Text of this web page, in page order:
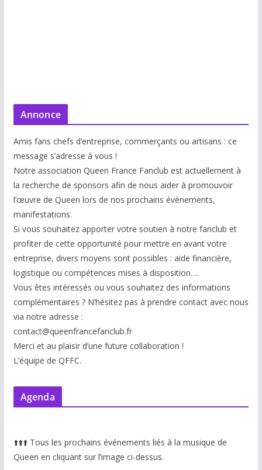
Annonce
Amis fans chefs d’entreprise, commerçants ou artisans : ce
message s’adresse à vous !
Notre association Queen France Fanclub est actuellement à
la recherche de sponsors afin de nous aider à promouvoir
l’œuvre de Queen lors de nos prochains évènements,
manifestations.
Si vous souhaitez apporter votre soutien à notre fanclub et
profiter de cette opportunité pour mettre en avant votre
entreprise, divers moyens sont possibles : aide financière,
logistique ou compétences mises à disposition….
Vous êtes intéressés ou vous souhaitez des informations
complémentaires ? N’hésitez pas à prendre contact avec nous
via notre adresse :
contact@queenfrancefanclub.fr
Merci et au plaisir d’une future collaboration !
L’équipe de QFFC.
Agenda
⬆️⬆️⬆️ Tous les prochains événements liés à la musique de
Queen en cliquant sur l’image ci-dessus.